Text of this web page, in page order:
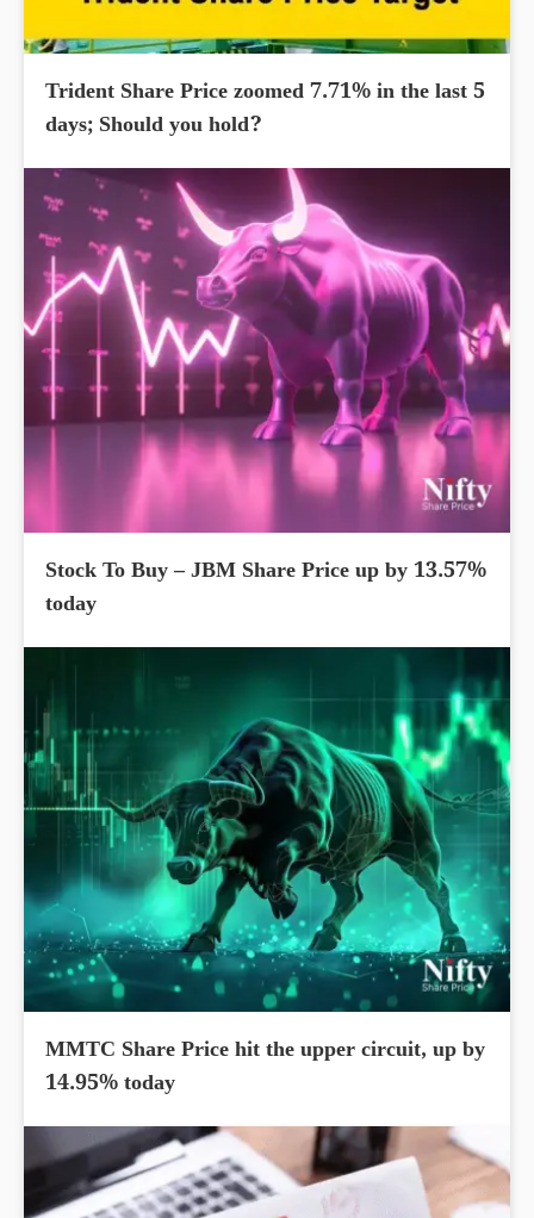
Trident Share Price zoomed 7.71% in the last 5
days; Should you hold?
Stock To Buy – JBM Share Price up by 13.57%
today
MMTC Share Price hit the upper circuit, up by
14.95% today